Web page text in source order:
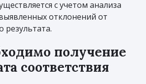
с учетом анализа
отклонений от
результата.
получение
соответствия